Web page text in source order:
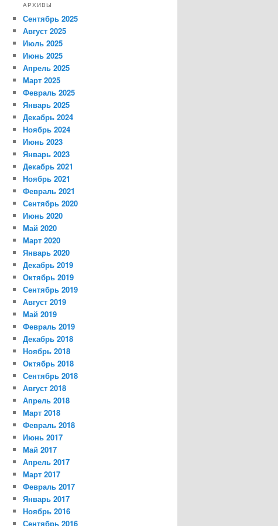
АРХИВЫ
Сентябрь 2025
Август 2025
Июль 2025
Июнь 2025
Апрель 2025
Март 2025
Февраль 2025
Январь 2025
Декабрь 2024
Ноябрь 2024
Июнь 2023
Январь 2023
Декабрь 2021
Ноябрь 2021
Февраль 2021
Сентябрь 2020
Июнь 2020
Май 2020
Март 2020
Январь 2020
Декабрь 2019
Октябрь 2019
Сентябрь 2019
Август 2019
Май 2019
Февраль 2019
Декабрь 2018
Ноябрь 2018
Октябрь 2018
Сентябрь 2018
Август 2018
Апрель 2018
Март 2018
Февраль 2018
Июнь 2017
Май 2017
Апрель 2017
Март 2017
Февраль 2017
Январь 2017
Ноябрь 2016
Сентябрь 2016